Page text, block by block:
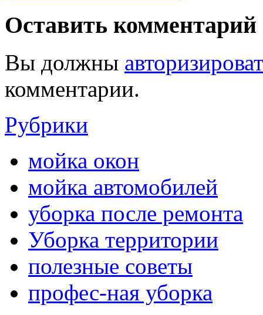
Оставить комментарий
Вы должны
комментарии.
Рубрики
мойка окон
мойка автомобилей
уборка после ремонта
Уборка территории
полезные советы
профес-ная уборка